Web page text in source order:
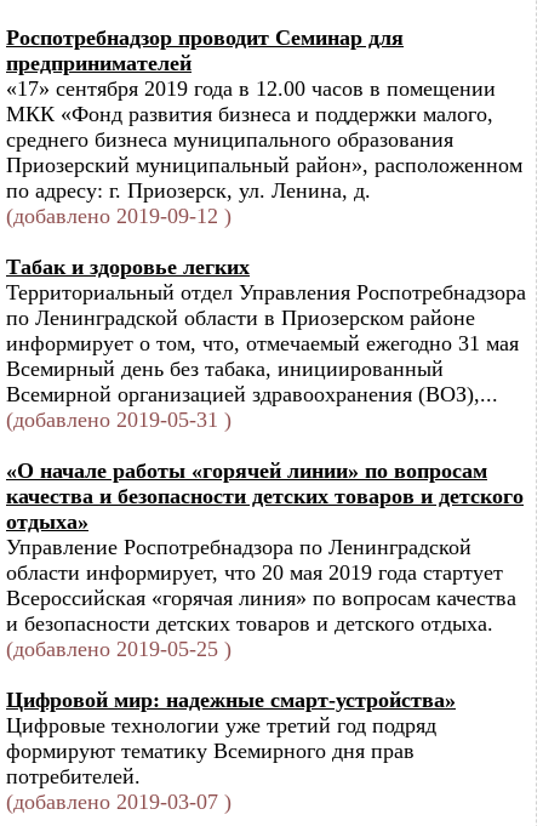
Роспотребнадзор проводит Семинар для
предпринимателей
«17» сентября 2019 года в 12.00 часов в помещении
МКК «Фонд развития бизнеса и поддержки малого,
среднего бизнеса муниципального образования
Приозерский муниципальный район», расположенном
по адресу: г. Приозерск, ул. Ленина, д.
(добавлено 2019-09-12 )
Табак и здоровье легких
Территориальный отдел Управления Роспотребнадзора
по Ленинградской области в Приозерском районе
информирует о том, что, отмечаемый ежегодно 31 мая
Всемирный день без табака, инициированный
Всемирной организацией здравоохранения (ВОЗ),...
(добавлено 2019-05-31 )
«О начале работы «горячей линии» по вопросам
качества и безопасности детских товаров и детского
отдыха»
Управление Роспотребнадзора по Ленинградской
области информирует, что 20 мая 2019 года стартует
Всероссийская «горячая линия» по вопросам качества
и безопасности детских товаров и детского отдыха.
(добавлено 2019-05-25 )
Цифровой мир: надежные смарт-устройства»
Цифровые технологии уже третий год подряд
формируют тематику Всемирного дня прав
потребителей.
(добавлено 2019-03-07 )